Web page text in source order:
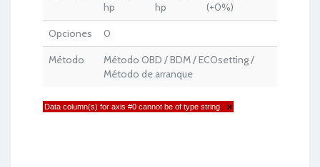
hp
hp
(+0%)
Opciones 0
Método
Método OBD / BDM / ECOsetting /
Método de arranque
Data column(s) for axis #0 cannot be of type string ×